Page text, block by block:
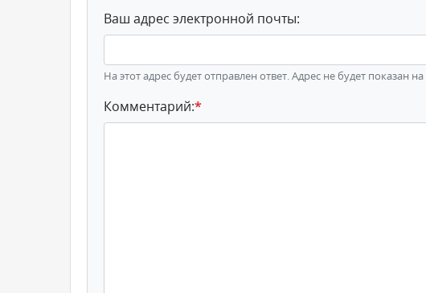
Ваш адрес электронной почты:
На этот адрес будет отправлен ответ. Адрес не будет показан на
Комментарий:*